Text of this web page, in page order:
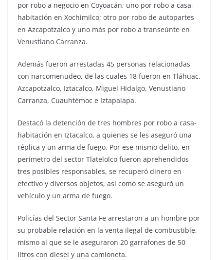
por robo a negocio en Coyoacán; uno por robo a casa-
habitación en Xochimilco; otro por robo de autopartes
en Azcapotzalco y uno más por robo a transeúnte en
Venustiano Carranza.
Además fueron arrestadas 45 personas relacionadas
con narcomenudeo, de las cuales 18 fueron en Tláhuac,
Azcapotzalco, Iztacalco, Miguel Hidalgo, Venustiano
Carranza, Cuauhtémoc e Iztapalapa.
Destacó la detención de tres hombres por robo a casa-
habitación en Iztacalco, a quienes se les aseguró una
réplica y un arma de fuego. Por ese mismo delito, en
perímetro del sector Tlatelolco fueron aprehendidos
tres posibles responsables, se recuperó dinero en
efectivo y diversos objetos, así como se aseguró un
vehículo y un arma de fuego.
Policías del Sector Santa Fe arrestaron a un hombre por
su probable relación en la venta ilegal de combustible,
mismo al que se le aseguraron 20 garrafones de 50
litros con diesel y una camioneta.